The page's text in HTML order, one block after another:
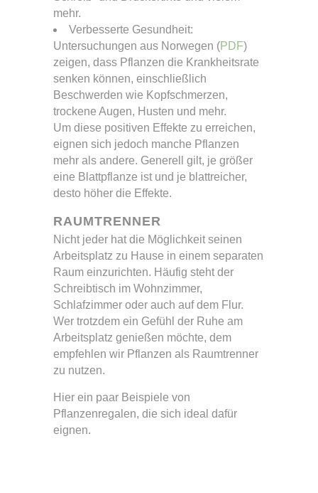
mehr.
Verbesserte Gesundheit:
Untersuchungen aus Norwegen (PDF)
zeigen, dass Pflanzen die Krankheitsrate
senken können, einschließlich
Beschwerden wie Kopfschmerzen,
trockene Augen, Husten und mehr.
Um diese positiven Effekte zu erreichen,
eignen sich jedoch manche Pflanzen
mehr als andere. Generell gilt, je größer
eine Blattpflanze ist und je blattreicher,
desto höher die Effekte.
RAUMTRENNER
Nicht jeder hat die Möglichkeit seinen
Arbeitsplatz zu Hause in einem separaten
Raum einzurichten. Häufig steht der
Schreibtisch im Wohnzimmer,
Schlafzimmer oder auch auf dem Flur.
Wer trotzdem ein Gefühl der Ruhe am
Arbeitsplatz genießen möchte, dem
empfehlen wir Pflanzen als Raumtrenner
zu nutzen.
Hier ein paar Beispiele von
Pflanzenregalen, die sich ideal dafür
eignen.